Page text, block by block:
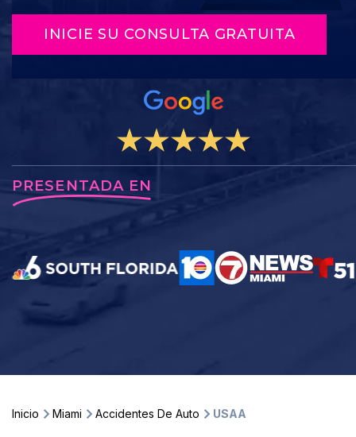
INICIE SU CONSULTA GRATUITA
PRESENTADA EN
Inicio Miami Accidentes De Auto USAA